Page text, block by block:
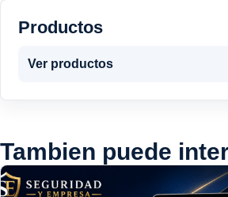
Productos
Ver productos
Tambien puede